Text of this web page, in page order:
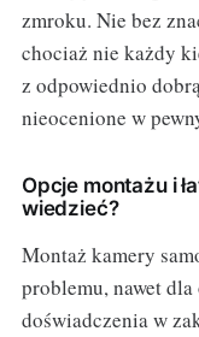
zmroku. Nie bez
chociaż nie każdy
z odpowiednio
nieocenione w
Opcje montażu i
wiedzieć?
Montaż kamery
problemu, nawet
doświadczenia w